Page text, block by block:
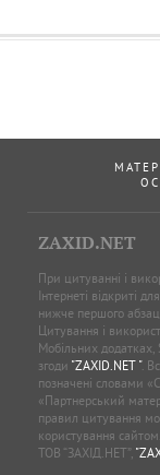
ZAXID.NET
При цитуванні і
Інтернеті відкриті
нижче першого
Цитування і
Мобільних
згоди "ZAXID.NET ".
позначені словами
«Партнерський
правил цитування
користування
ТОВ “ЗАХІД.НЕТ”,